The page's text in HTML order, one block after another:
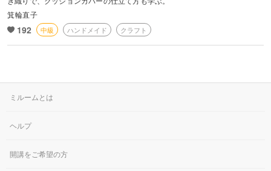
箕輪直子
192 中級 ハンドメイド クラフト
ミルームとは
ヘルプ
開講をご希望の方